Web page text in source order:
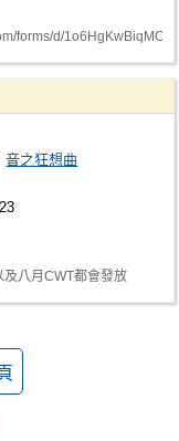
forms/d/
音之狂想曲
八月CWT都會發放